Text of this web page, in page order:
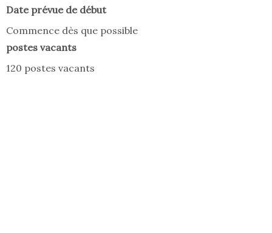
Date prévue de début
Commence dès que possible
postes vacants
120 postes vacants